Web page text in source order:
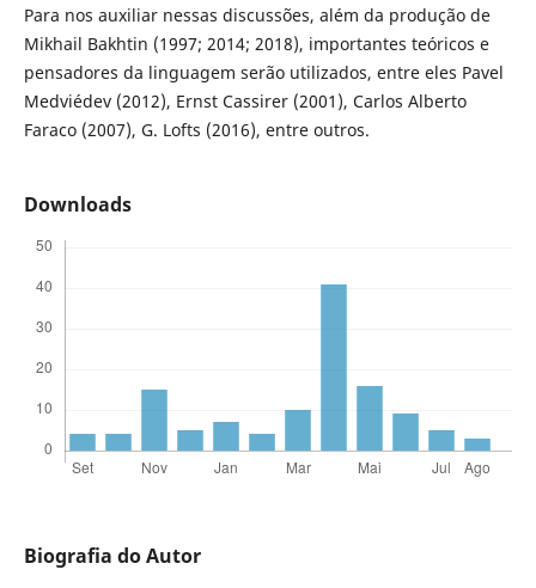
Para nos auxiliar nessas discussões, além da produção de
Mikhail Bakhtin (1997; 2014; 2018), importantes teóricos e
pensadores da linguagem serão utilizados, entre eles Pavel
Medviédev (2012), Ernst Cassirer (2001), Carlos Alberto
Faraco (2007), G. Lofts (2016), entre outros.
Downloads
Biografia do Autor